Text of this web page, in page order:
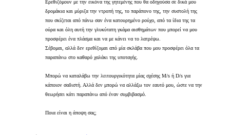
Ερεθιζόμουν με την εικόνα της γητεμένης που θα οδηγούσα σε δικά μου
δρομάκια και μύριζα την ντροπή της, το παράπονο της, την συστολή της
που σκίζεται από πάνω σαν ένα κατουρημένο ρούχο, από τα ίδια της τα
ούρα και όλη αυτή την γλυκύτατη γκάμα αισθημάτων που μπορεί να μου
προσφέρει ένα πλάσμα και να με κάνει να το λατρέψω.
Σέβομαι, αλλά δεν ερεθίζομαι από μία σκλάβα που μου προσφέρει όλα τα
παραπάνω στο καθαρό χαλάκι της υποταγής.
Μπορώ να καταλάβω την λειτουργικότητα μίας σχέσης Μ/s ή D/s για
κάποιον σαδιστή. Αλλά δεν μπορώ να αλλάξω τον εαυτό μου, ώστε να την
θεωρήσει κάτι παραπάνω από έναν συμβιβασμό.
Ποια είναι η άποψη σας;